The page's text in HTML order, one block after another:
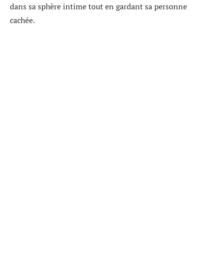
dans sa sphère intime tout en gardant sa personne
cachée.